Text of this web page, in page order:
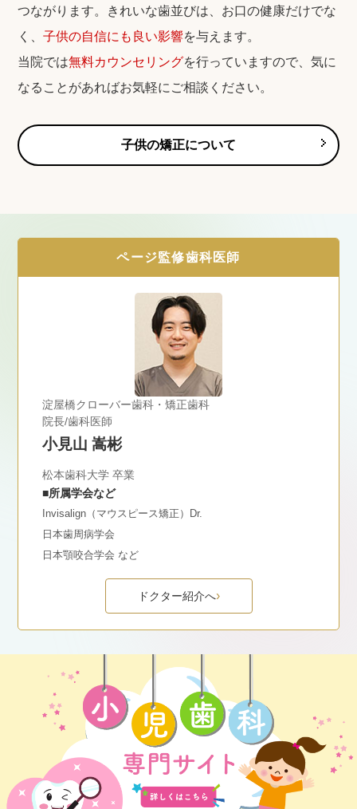
つながります。きれいな歯並びは、お口の健康だけでな
く、子供の自信にも良い影響を与えます。
当院では無料カウンセリングを行っていますので、気に
なることがあればお気軽にご相談ください。
子供の矯正について
ページ監修歯科医師
淀屋橋クローバー歯科・矯正歯科
院長/歯科医師
小見山 嵩彬
松本歯科大学 卒業
■所属学会など
Invisalign（マウスピース矯正）Dr.
日本歯周病学会
日本顎咬合学会 など
ドクター紹介へ